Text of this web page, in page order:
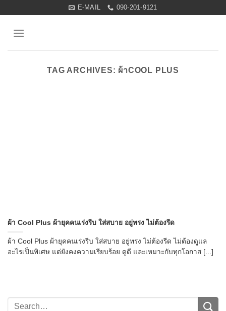
content
E-MAIL 090-201-9121
TAG ARCHIVES: ผ้าCOOL PLUS
ผ้า Cool Plus ผ้ายุคคนเร่งรีบ ใส่สบาย อยู่ทรง ไม่ต้องรีด
ผ้า Cool Plus ผ้ายุคคนเร่งรีบ ใส่สบาย อยู่ทรง ไม่ต้องรีด ไม่ต้องดูแล
อะไรเป็นพิเศษ แต่ยังคงความเรียบร้อย ดูดี และเหมาะกับทุกโอกาส [...]